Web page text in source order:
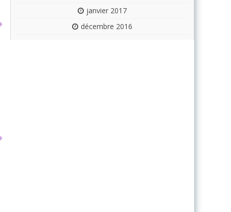
janvier 2017
décembre 2016